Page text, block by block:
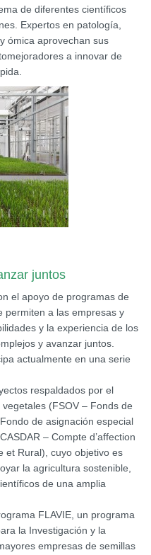
de diferentes científicos
Expertos en patología,
ómica aprovechan sus
a innovar de
juntos
el apoyo de programas de
permiten a las empresas y
y la experiencia de los
y avanzar juntos.
actualmente en una serie
respaldados por el
(FSOV – Fonds de
de asignación especial
– Compte d’affection
et Rural), cuyo objetivo es
la agricultura sostenible,
de una amplia
FLAVIE, un programa
la Investigación y la
empresas de semillas